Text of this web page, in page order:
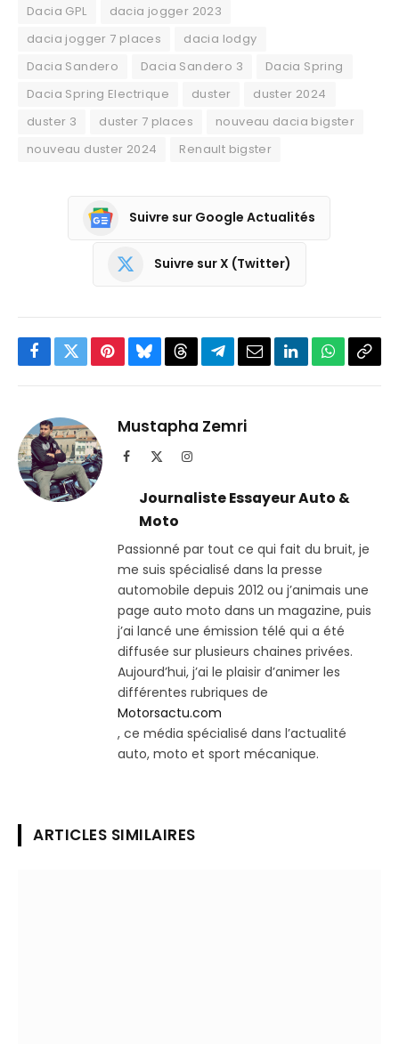
Dacia GPL
dacia jogger 2023
dacia jogger 7 places
dacia lodgy
Dacia Sandero
Dacia Sandero 3
Dacia Spring
Dacia Spring Electrique
duster
duster 2024
duster 3
duster 7 places
nouveau dacia bigster
nouveau duster 2024
Renault bigster
Suivre sur Google Actualités
Suivre sur X (Twitter)
Facebook
TwitterPinterestBlueskyThreadsPartager
Telegram
EmailLinkedInWhatsApp
Mustapha Zemri
Facebook Instagram
Journaliste Essayeur Auto &
Moto
Passionné par tout ce qui fait du bruit, je
me suis spécialisé dans la presse
automobile depuis 2012 ou j’animais une
page auto moto dans un magazine, puis
j’ai lancé une émission télé qui a été
diffusée sur plusieurs chaines privées.
Aujourd’hui, j’ai le plaisir d’animer les
différentes rubriques de
Motorsactu.com
, ce média spécialisé dans l’actualité
auto, moto et sport mécanique.
ARTICLES SIMILAIRES